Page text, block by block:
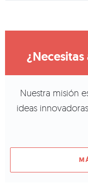
Nuestra misión
ideas